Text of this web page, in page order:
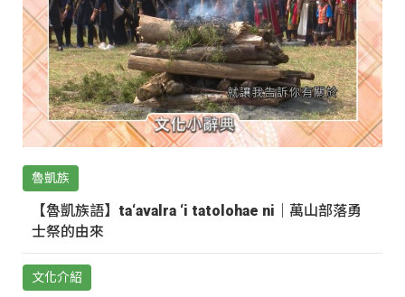
魯凱族
【魯凱族語】ta‘avalra ‘i tatolohae ni｜萬山部落勇
士祭的由來
文化介紹